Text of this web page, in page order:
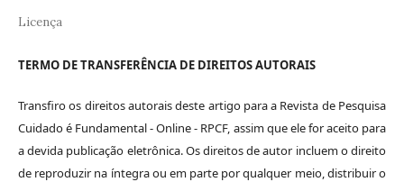
Licença
TERMO DE TRANSFERÊNCIA DE DIREITOS AUTORAIS
Transfiro os direitos autorais deste artigo para a Revista de Pesquisa
Cuidado é Fundamental - Online - RPCF, assim que ele for aceito para
a devida publicação eletrônica. Os direitos de autor incluem o direito
de reproduzir na íntegra ou em parte por qualquer meio, distribuir o